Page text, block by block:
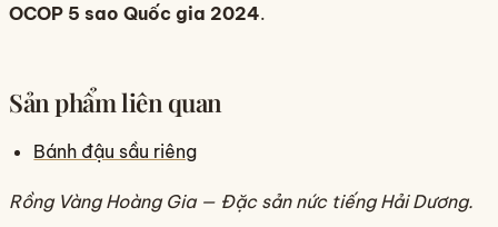
OCOP 5 sao Quốc gia 2024.
Sản phẩm liên quan
Bánh đậu sầu riêng
Rồng Vàng Hoàng Gia — Đặc sản nức tiếng Hải Dương.